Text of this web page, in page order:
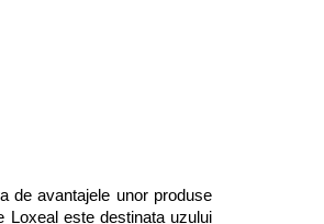
de avantajele unor produse
este destinata uzului